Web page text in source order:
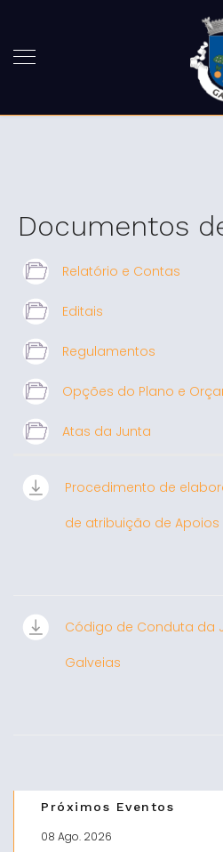
Documentos
Relatório e Contas
Editais
Regulamentos
Opções do Plano e
Atas da Junta
Procedimento de
de atribuição de Apoios
Código de Conduta da
Galveias
Próximos Eventos
08 Ago. 2026